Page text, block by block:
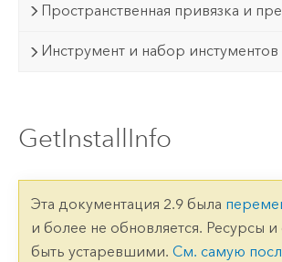
Пространственная привязка и
Инструмент и набор инстументов
GetInstallInfo
Эта документация 2.9 была
и более не обновляется. Ресурсы и
быть устаревшими. См. самую